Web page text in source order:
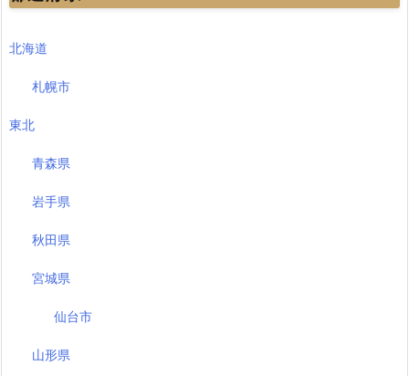
北海道
札幌市
東北
青森県
岩手県
秋田県
宮城県
仙台市
山形県